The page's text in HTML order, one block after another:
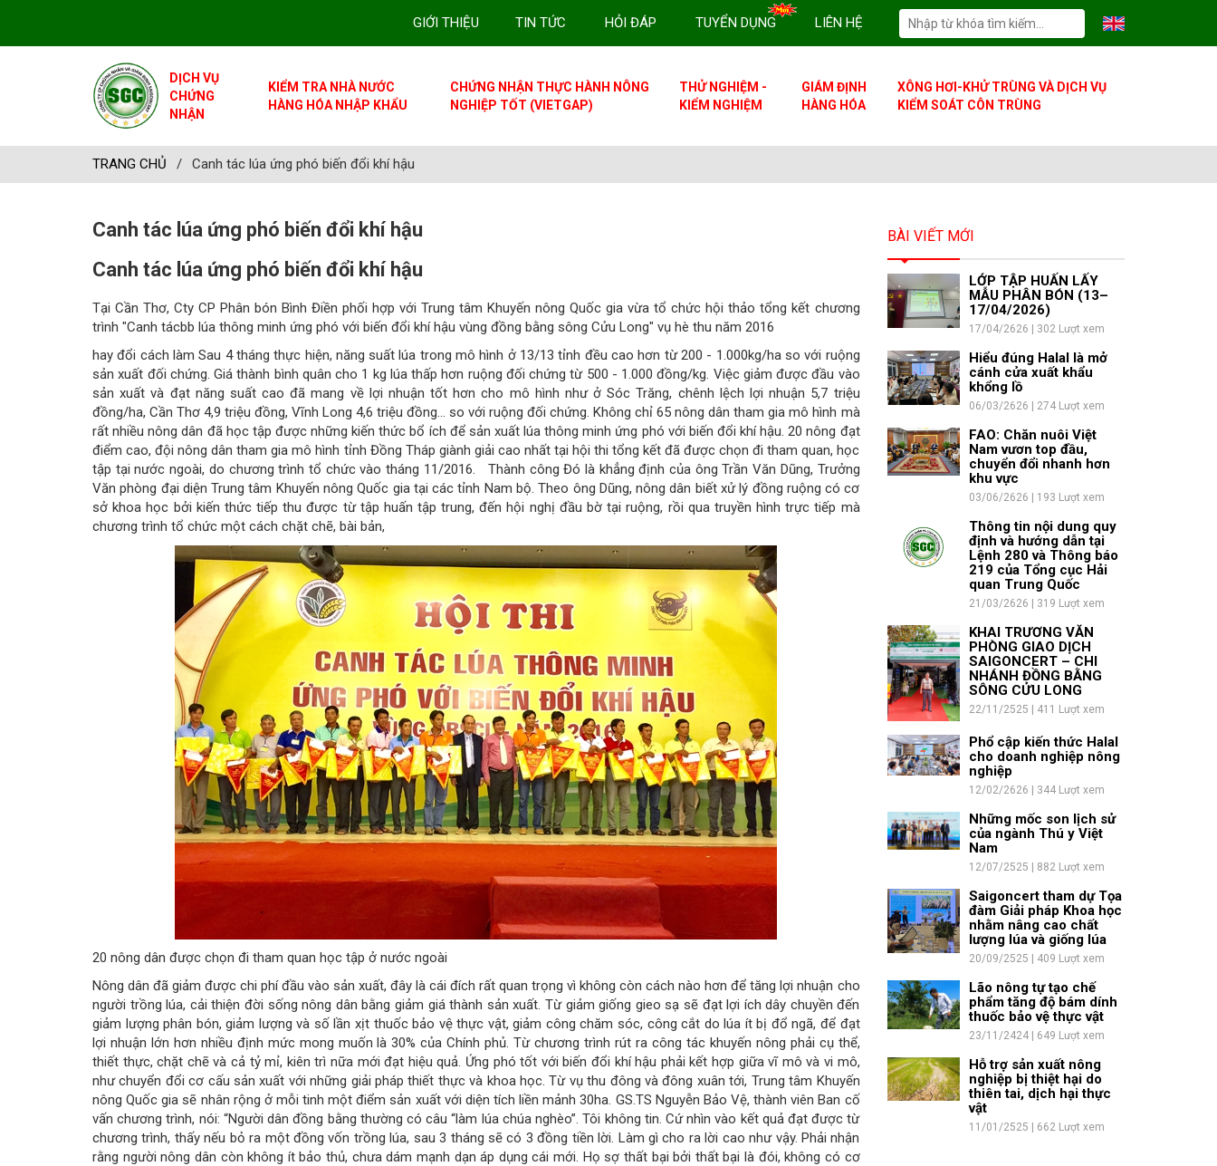
GIỚI THIỆU TIN TỨC HỎI ĐÁP TUYỂN DỤNG LIÊN HỆ
DỊCH VỤ
CHỨNG
NHẬN
KIỂM TRA NHÀ NƯỚC
HÀNG HÓA NHẬP KHẨU
CHỨNG NHẬN THỰC HÀNH NÔNG
NGHIỆP TỐT (VIETGAP)
THỬ NGHIỆM -
KIỂM NGHIỆM
GIÁM ĐỊNH
HÀNG HÓA
XÔNG HƠI-KHỬ TRÙNG VÀ DỊCH VỤ
KIỂM SOÁT CÔN TRÙNG
TRANG CHỦ / Canh tác lúa ứng phó biến đổi khí hậu
Canh tác lúa ứng phó biến đổi khí hậu
Canh tác lúa ứng phó biến đổi khí hậu
Tại Cần Thơ, Cty CP Phân bón Bình Điền phối hợp với Trung tâm Khuyến nông Quốc gia vừa tổ chức hội thảo tổng kết chương
trình "Canh tácbb lúa thông minh ứng phó với biến đổi khí hậu vùng đồng bằng sông Cửu Long" vụ hè thu năm 2016
hay đổi cách làm Sau 4 tháng thực hiện, năng suất lúa trong mô hình ở 13/13 tỉnh đều cao hơn từ 200 - 1.000kg/ha so với ruộng
sản xuất đối chứng. Giá thành bình quân cho 1 kg lúa thấp hơn ruộng đối chứng từ 500 - 1.000 đồng/kg. Việc giảm được đầu vào
sản xuất và đạt năng suất cao đã mang về lợi nhuận tốt hơn cho mô hình như ở Sóc Trăng, chênh lệch lợi nhuận 5,7 triệu
đồng/ha, Cần Thơ 4,9 triệu đồng, Vĩnh Long 4,6 triệu đồng… so với ruộng đối chứng. Không chỉ 65 nông dân tham gia mô hình mà
rất nhiều nông dân đã học tập được những kiến thức bổ ích để sản xuất lúa thông minh ứng phó với biến đổi khí hậu. 20 nông đạt
điểm cao, đội nông dân tham gia mô hình tỉnh Đồng Tháp giành giải cao nhất tại hội thi tổng kết đã được chọn đi tham quan, học
tập tại nước ngoài, do chương trình tổ chức vào tháng 11/2016. Thành công Đó là khẳng định của ông Trần Văn Dũng, Trưởng
Văn phòng đại diện Trung tâm Khuyến nông Quốc gia tại các tỉnh Nam bộ. Theo ông Dũng, nông dân biết xử lý đồng ruộng có cơ
sở khoa học bởi kiến thức tiếp thu được từ tập huấn tập trung, đến hội nghị đầu bờ tại ruộng, rồi qua truyền hình trực tiếp mà
chương trình tổ chức một cách chặt chẽ, bài bản,
20 nông dân được chọn đi tham quan học tập ở nước ngoài
Nông dân đã giảm được chi phí đầu vào sản xuất, đây là cái đích rất quan trọng vì không còn cách nào hơn để tăng lợi nhuận cho
người trồng lúa, cải thiện đời sống nông dân bằng giảm giá thành sản xuất. Từ giảm giống gieo sạ sẽ đạt lợi ích dây chuyền đến
giảm lượng phân bón, giảm lượng và số lần xịt thuốc bảo vệ thực vật, giảm công chăm sóc, công cắt do lúa ít bị đổ ngã, để đạt
lợi nhuận lớn hơn nhiều định mức mong muốn là 30% của Chính phủ. Từ chương trình rút ra công tác khuyến nông phải cụ thể,
thiết thực, chặt chẽ và cả tỷ mỉ, kiên trì nữa mới đạt hiệu quả. Ứng phó tốt với biến đổi khí hậu phải kết hợp giữa vĩ mô và vi mô,
như chuyển đổi cơ cấu sản xuất với những giải pháp thiết thực và khoa học. Từ vụ thu đông và đông xuân tới, Trung tâm Khuyến
nông Quốc gia sẽ nhân rộng ở mỗi tinh một điểm sản xuất với diện tích liền mảnh 30ha. GS.TS Nguyễn Bảo Vệ, thành viên Ban cố
vấn chương trình, nói: “Người dân đồng bằng thường có câu “làm lúa chúa nghèo”. Tôi không tin. Cứ nhìn vào kết quả đạt được từ
chương trình, thấy nếu bỏ ra một đồng vốn trồng lúa, sau 3 tháng sẽ có 3 đồng tiền lời. Làm gì cho ra lời cao như vậy. Phải nhận
rằng người nông dân còn không ít bảo thủ, chưa dám mạnh dạn áp dụng cái mới. Họ sợ thất bại bởi thất bại là đói, không có cơ
BÀI VIẾT MỚI
LỚP TẬP HUẤN LẤY
MẪU PHÂN BÓN (13–
17/04/2026)
17/04/2626 | 302 Lượt xem
Hiểu đúng Halal là mở
cánh cửa xuất khẩu
khổng lồ
06/03/2626 | 274 Lượt xem
FAO: Chăn nuôi Việt
Nam vươn top đầu,
chuyển đổi nhanh hơn
khu vực
03/06/2626 | 193 Lượt xem
Thông tin nội dung quy
định và hướng dẫn tại
Lệnh 280 và Thông báo
219 của Tổng cục Hải
quan Trung Quốc
21/03/2626 | 319 Lượt xem
KHAI TRƯƠNG VĂN
PHÒNG GIAO DỊCH
SAIGONCERT – CHI
NHÁNH ĐỒNG BẰNG
SÔNG CỬU LONG
22/11/2525 | 411 Lượt xem
Phổ cập kiến thức Halal
cho doanh nghiệp nông
nghiệp
12/02/2626 | 344 Lượt xem
Những mốc son lịch sử
của ngành Thú y Việt
Nam
12/07/2525 | 882 Lượt xem
Saigoncert tham dự Tọa
đàm Giải pháp Khoa học
nhằm nâng cao chất
lượng lúa và giống lúa
20/09/2525 | 409 Lượt xem
Lão nông tự tạo chế
phẩm tăng độ bám dính
thuốc bảo vệ thực vật
23/11/2424 | 649 Lượt xem
Hỗ trợ sản xuất nông
nghiệp bị thiệt hại do
thiên tai, dịch hại thực
vật
11/01/2525 | 662 Lượt xem